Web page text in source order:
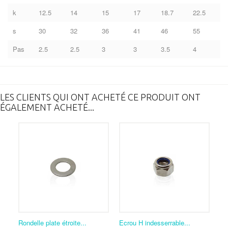
k
12.5 14 15 17 18.7
22.5
s
30 32 36 41 46
55
Pas
2.5 2.5 3 3 3.5 4
LES CLIENTS QUI ONT ACHETÉ CE PRODUIT ONT
ÉGALEMENT ACHETÉ...
Rondelle plate étroite... Ecrou H indesserrable...